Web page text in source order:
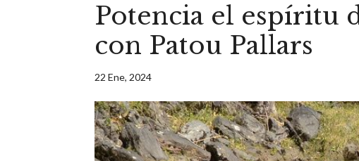
Potencia el espíritu
con Patou Pallars
22 Ene, 2024